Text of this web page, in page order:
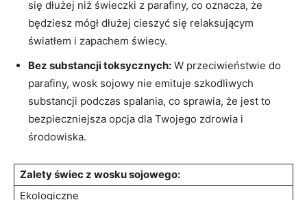
⁢się ⁢dłużej niż świeczki‌ z parafiny, co oznacza,⁤ że
będziesz mógł⁣ dłużej cieszyć się relaksującym
⁤światłem ⁣i zapachem świecy.
Bez substancji toksycznych: W przeciwieństwie do
parafiny, wosk sojowy nie emituje szkodliwych
⁢substancji ⁢podczas spalania, co sprawia, że jest to
bezpieczniejsza opcja ⁤dla Twojego ‍zdrowia i
środowiska.
Zalety⁣ świec z ‌wosku ‌sojowego:
Ekologiczne